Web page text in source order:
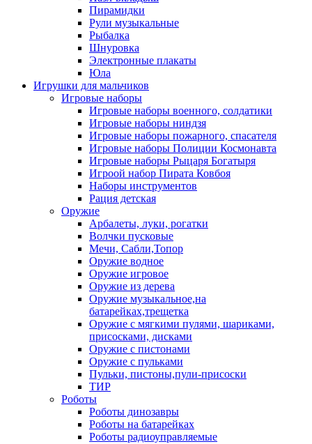
Пирамидки
Рули музыкальные
Рыбалка
Шнуровка
Электронные плакаты
Юла
Игрушки для мальчиков
Игровые наборы
Игровые наборы военного, солдатики
Игровые наборы ниндзя
Игровые наборы пожарного, спасателя
Игровые наборы Полиции Космонавта
Игровые наборы Рыцаря Богатыря
Игроой набор Пирата Ковбоя
Наборы инструментов
Рация детская
Оружие
Арбалеты, луки, рогатки
Волчки пусковые
Мечи, Сабли,Топор
Оружие водное
Оружие игровое
Оружие из дерева
Оружие музыкальное,на
батарейках,трещетка
Оружие с мягкими пулями, шариками,
присосками, дисками
Оружие с пистонами
Оружие с пульками
Пульки, пистоны,пули-присоски
ТИР
Роботы
Роботы динозавры
Роботы на батарейках
Роботы радиоуправляемые